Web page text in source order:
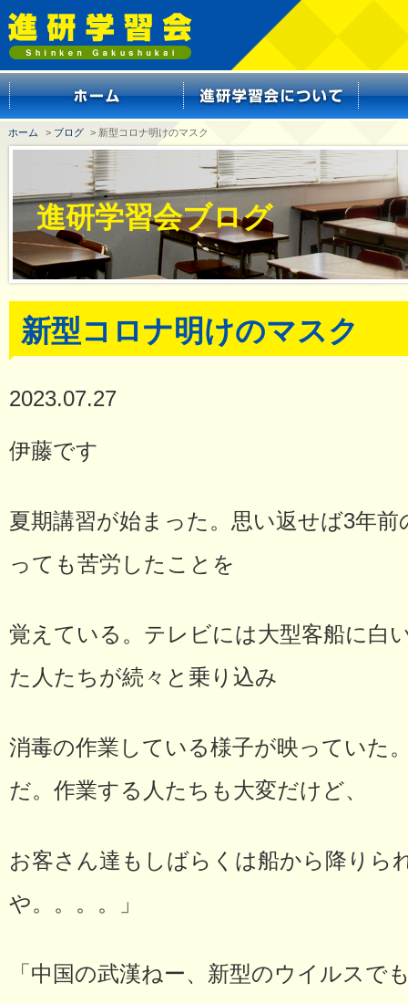
ホーム > ブログ > 新型コロナ明けのマスク
進研学習会ブログ
新型コロナ明けのマスク
2023.07.27
伊藤です
夏期講習が始まった。思い返せば3年
っても苦労したことを
覚えている。テレビには大型客船に白
た人たちが続々と乗り込み
消毒の作業している様子が映っていた
だ。作業する人たちも大変だけど、
お客さん達もしばらくは船から降りら
や。。。。」
「中国の武漢ねー、新型のウイルスで